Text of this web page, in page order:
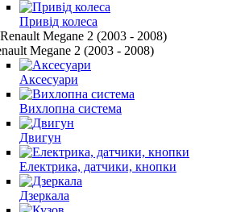
Привід колеса
Megane 2 (2003 - 2008)
Аксесуари
Вихлопна система
Двигун
Електрика, датчики, кнопки
Дзеркала